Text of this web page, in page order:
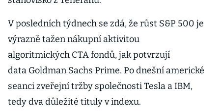
V posledních týdnech se zdá, že růst S&P 500 je
výrazně tažen nákupní aktivitou
algoritmických CTA fondů, jak potvrzují
data Goldman Sachs Prime. Po dnešní americké
seanci zveřejní tržby společnosti Tesla a IBM,
tedy dva důležité tituly v indexu.